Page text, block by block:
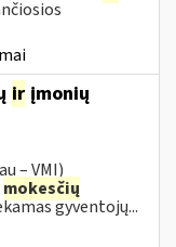
ir įmonių
– VMI)
mokesčių
gyventojų...